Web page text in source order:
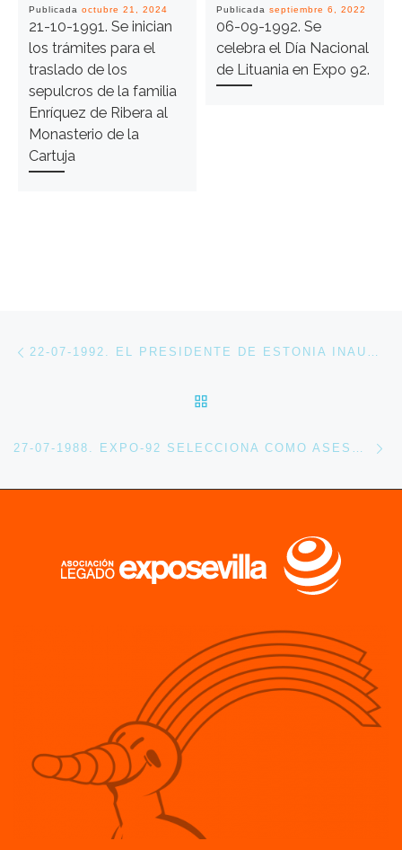
Publicada octubre 21, 2024
21-10-1991. Se inician
los trámites para el
traslado de los
sepulcros de la familia
Enríquez de Ribera al
Monasterio de la
Cartuja
Publicada septiembre 6, 2022
06-09-1992. Se
celebra el Día Nacional
de Lituania en Expo 92.
Navegación de entradas 22-07-1992. EL PRESIDENTE DE ESTONIA INAUGURA EL PABELLÓN DE LAS REPÚBLICAS BÁLTICAS